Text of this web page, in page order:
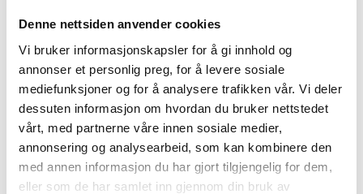
Denne nettsiden anvender cookies
Vi bruker informasjonskapsler for å gi innhold og
annonser et personlig preg, for å levere sosiale
mediefunksjoner og for å analysere trafikken vår. Vi deler
dessuten informasjon om hvordan du bruker nettstedet
vårt, med partnerne våre innen sosiale medier,
annonsering og analysearbeid, som kan kombinere den
med annen informasjon du har gjort tilgjengelig for dem,
eller som de har samlet inn gjennom din bruk av